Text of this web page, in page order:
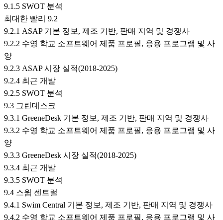
9.1.5 SWOT 분석
최대한 빨리 9.2
9.2.1 ASAP 기본 정보, 제조 기반, 판매 지역 및 경쟁사
9.2.2 수영 학교 소프트웨어 제품 프로필, 응용 프로그램 및 사
양
9.2.3 ASAP 시장 실적(2018-2025)
9.2.4 최근 개발
9.2.5 SWOT 분석
9.3 그린데스크
9.3.1 GreeneDesk 기본 정보, 제조 기반, 판매 지역 및 경쟁사
9.3.2 수영 학교 소프트웨어 제품 프로필, 응용 프로그램 및 사
양
9.3.3 GreeneDesk 시장 실적(2018-2025)
9.3.4 최근 개발
9.3.5 SWOT 분석
9.4 스윔 센트럴
9.4.1 Swim Central 기본 정보, 제조 기반, 판매 지역 및 경쟁사
9.4.2 수영 학교 소프트웨어 제품 프로필, 응용 프로그램 및 사